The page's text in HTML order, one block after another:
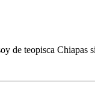
de teopisca